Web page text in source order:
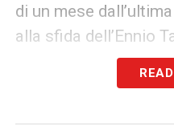
di un mese
alla sfida dell’Ennio
dei rossoblù, lo
Fabio